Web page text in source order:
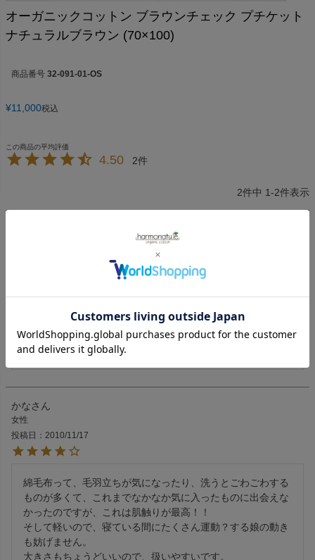
オーガニックコットン ブラウンチェック プチケット
ナチュラルブラウン (70×100)
商品番号 32-091-01-OS
¥11,000税込
4.50 2
2件中 1-2件表示
肌触り、暖かさ抜群です&#8252;
静電気もおきにくいので、とても気に入ってます。
自分の膝掛け用にも購入してしまいました。
かな
女性
投稿日
2010/11/17
綿毛布って、毛羽立ちが気になったり、洗うとごわごわする
ものが多くて、これまでなかなか気に入ったものに出会えな
かったのですが、これは肌触りが最高！！
そして軽いので、寝ている間にたくさん運動？する娘の動き
も妨げません。
大きさもちょうどいいので、扱いやすいです。